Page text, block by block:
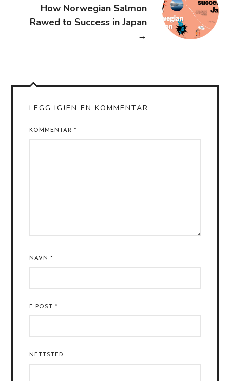
How Norwegian Salmon
Rawed to Success in Japan
→
LEGG IGJEN EN KOMMENTAR
KOMMENTAR *
NAVN *
E-POST *
NETTSTED